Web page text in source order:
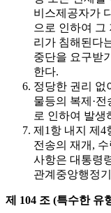
비스제공자가
으로 인하여 그
리가 침해된다
중단을 요구받
한다.
정당한 권리 없
물등의 복제·
로 인하여 발생
제1항 내지 제4
전송의 재개,
사항은 대통령
관계중앙행정
제 104 조 (특수한 유